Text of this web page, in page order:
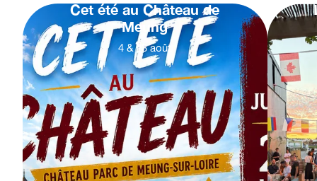
Cet été au Château de
Meung
4 & 23 août